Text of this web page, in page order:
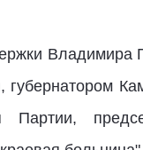
Владимира
Партии,